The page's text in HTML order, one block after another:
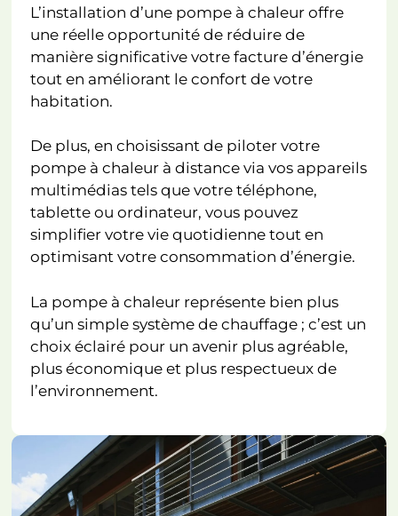
L’installation d’une pompe à chaleur offre
une réelle opportunité de réduire de
manière significative votre facture d’énergie
tout en améliorant le confort de votre
habitation.
De plus, en choisissant de piloter votre
pompe à chaleur à distance via vos appareils
multimédias tels que votre téléphone,
tablette ou ordinateur, vous pouvez
simplifier votre vie quotidienne tout en
optimisant votre consommation d’énergie.
La pompe à chaleur représente bien plus
qu’un simple système de chauffage ; c’est un
choix éclairé pour un avenir plus agréable,
plus économique et plus respectueux de
l’environnement.